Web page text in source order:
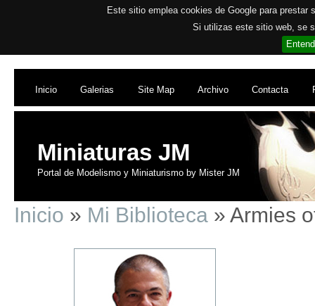
Este sitio emplea cookies de Google para
Si utilizas este sitio web, se
Inicio Galerias Site Map Archivo Contacta
Miniaturas JM
Portal de Modelismo y Miniaturismo by Mister JM
Inicio » Mi Biblioteca » Armies